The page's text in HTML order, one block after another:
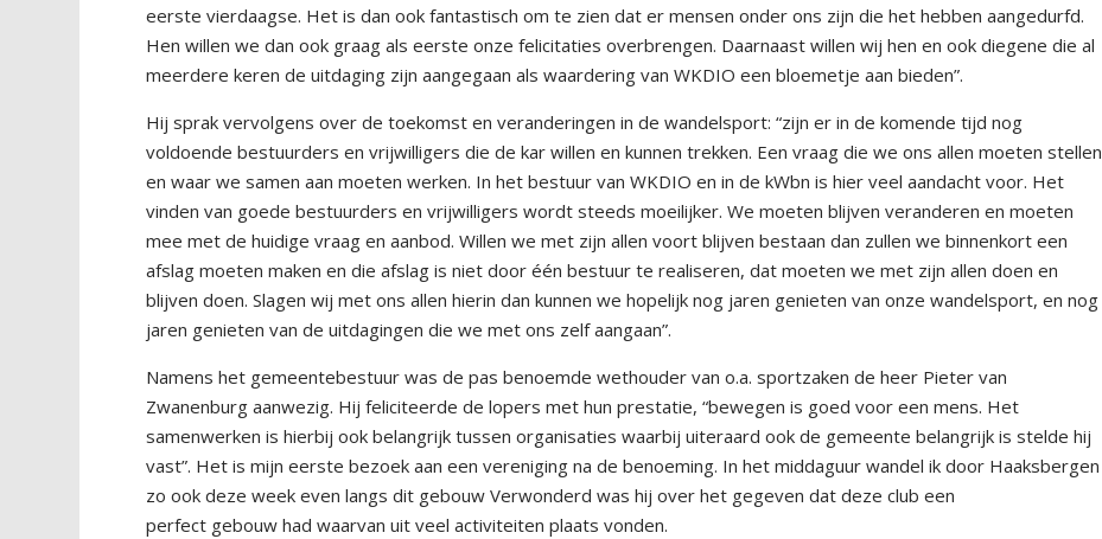
eerste vierdaagse. Het is dan ook fantastisch om te zien dat er mensen onder ons zijn die het hebben aangedurfd.
Hen willen we dan ook graag als eerste onze felicitaties overbrengen. Daarnaast willen wij hen en ook diegene die al
meerdere keren de uitdaging zijn aangegaan als waardering van WKDIO een bloemetje aan bieden”.
Hij sprak vervolgens over de toekomst en veranderingen in de wandelsport: “zijn er in de komende tijd nog
voldoende bestuurders en vrijwilligers die de kar willen en kunnen trekken. Een vraag die we ons allen moeten stellen
en waar we samen aan moeten werken. In het bestuur van WKDIO en in de kWbn is hier veel aandacht voor. Het
vinden van goede bestuurders en vrijwilligers wordt steeds moeilijker. We moeten blijven veranderen en moeten
mee met de huidige vraag en aanbod. Willen we met zijn allen voort blijven bestaan dan zullen we binnenkort een
afslag moeten maken en die afslag is niet door één bestuur te realiseren, dat moeten we met zijn allen doen en
blijven doen. Slagen wij met ons allen hierin dan kunnen we hopelijk nog jaren genieten van onze wandelsport, en nog
jaren genieten van de uitdagingen die we met ons zelf aangaan”.
Namens het gemeentebestuur was de pas benoemde wethouder van o.a. sportzaken de heer Pieter van
Zwanenburg aanwezig. Hij feliciteerde de lopers met hun prestatie, “bewegen is goed voor een mens. Het
samenwerken is hierbij ook belangrijk tussen organisaties waarbij uiteraard ook de gemeente belangrijk is stelde hij
vast”. Het is mijn eerste bezoek aan een vereniging na de benoeming. In het middaguur wandel ik door Haaksbergen
zo ook deze week even langs dit gebouw Verwonderd was hij over het gegeven dat deze club een
perfect gebouw had waarvan uit veel activiteiten plaats vonden.